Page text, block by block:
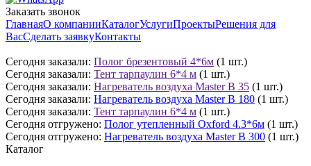
Заказать звонок
ГлавнаяО компанииКаталогУслугиПроектыРешения для
ВасСделать заявкуКонтакты
Сегодня заказали: Полог брезентовый 4*6м (1 шт.)
Сегодня заказали: Тент тарпаулин 6*4 м (1 шт.)
Сегодня заказали: Нагреватель воздуха Master B 35 (1 шт.)
Сегодня заказали: Нагреватель воздуха Master B 180 (1 шт.)
Сегодня заказали: Тент тарпаулин 6*4 м (1 шт.)
Сегодня отгружено: Полог утепленный Oxford 4.3*6м (1 шт.)
Сегодня отгружено: Нагреватель воздуха Master B 300 (1 шт.)
Каталог